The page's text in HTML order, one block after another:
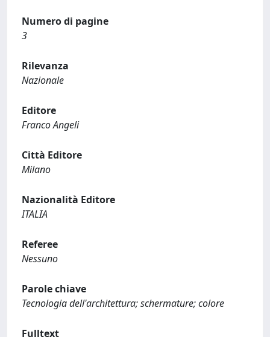
Numero di pagine
3
Rilevanza
Nazionale
Editore
Franco Angeli
Città Editore
Milano
Nazionalità Editore
ITALIA
Referee
Nessuno
Parole chiave
Tecnologia dell'architettura; schermature; colore
Fulltext